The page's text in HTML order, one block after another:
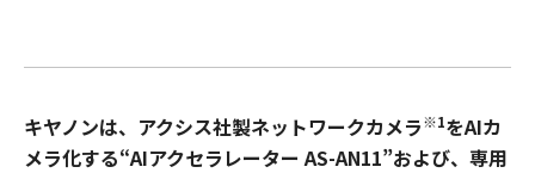
キヤノンは、アクシス社製ネットワークカメラ※1をAIカ
メラ化する“AIアクセラレーター AS-AN11”および、専用